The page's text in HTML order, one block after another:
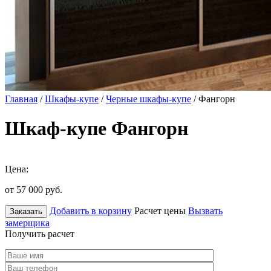
Главная /Шкафы-купе /Черные шкафы-купе / Фангорн
Шкаф-купе Фангорн
Цена:
от 57 000 руб.
Заказать Добавить в корзину Расчет цены Вызвать
замерщика
Получить расчет